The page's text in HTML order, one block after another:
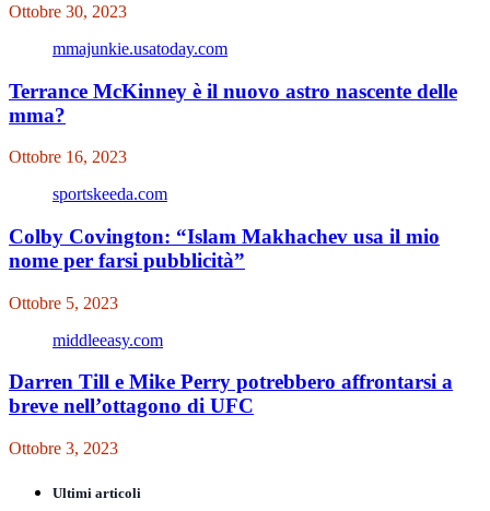
Ottobre 30, 2023
mmajunkie.usatoday.com
Terrance McKinney è il nuovo astro nascente delle
mma?
Ottobre 16, 2023
sportskeeda.com
Colby Covington: “Islam Makhachev usa il mio
nome per farsi pubblicità”
Ottobre 5, 2023
middleeasy.com
Darren Till e Mike Perry potrebbero affrontarsi a
breve nell’ottagono di UFC
Ottobre 3, 2023
Ultimi articoli